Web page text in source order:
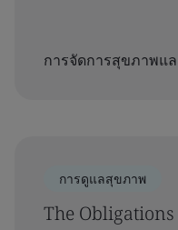
การจัดการสุขภาพแ
การดูแลสุขภาพ
The